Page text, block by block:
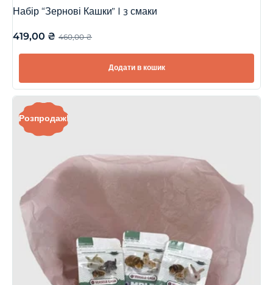
Набір “Зернові Кашки” | 3 смаки
460,00₴
419,00 ₴
Додати в кошик
Розпродаж!